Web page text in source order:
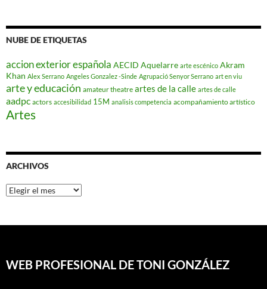
NUBE DE ETIQUETAS
accion exterior española AECID Aquelarre arte escénico Akram
Khan Alex Serrano Angeles Gonzalez -Sinde Agrupació Senyor Serrano art en viu
arte y educación amateur theatre artes de la calle artes de calle
aadpc actors accesibilidad 15M analisis competencia acompañamiento artístico
Artes
ARCHIVOS
Archivos
WEB PROFESIONAL DE TONI GONZÁLEZ